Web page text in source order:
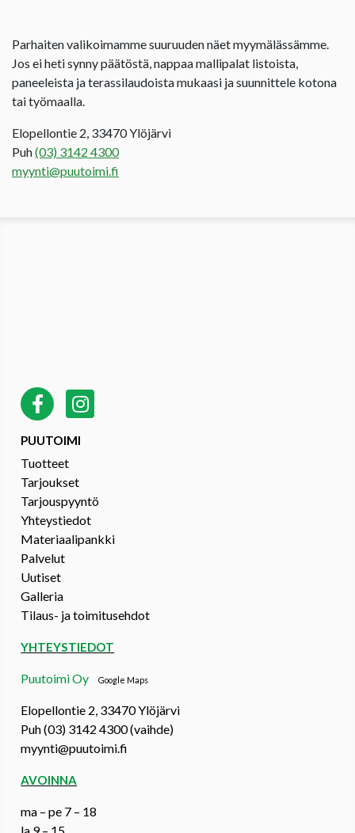
Parhaiten valikoimamme suuruuden näet myymälässämme.
Jos ei heti synny päätöstä, nappaa mallipalat listoista,
paneeleista ja terassilaudoista mukaasi ja suunnittele kotona
tai työmaalla.
Elopellontie 2, 33470 Ylöjärvi
Puh(03) 3142 4300
myynti@puutoimi.fi
PUUTOIMI
Tuotteet
Tarjoukset
Tarjouspyyntö
Yhteystiedot
Materiaalipankki
Palvelut
Uutiset
Galleria
Tilaus- ja toimitusehdot
YHTEYSTIEDOT
Puutoimi OyGoogle Maps
Elopellontie 2, 33470 Ylöjärvi
Puh (03) 3142 4300 (vaihde)
myynti@puutoimi.fi
AVOINNA
ma – pe 7 – 18